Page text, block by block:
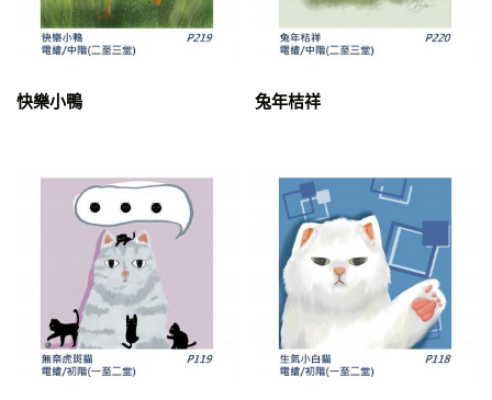
快樂小鴨 兔年桔祥
F曉結
G珮甄
H云慈
K珮妤
P沛璇
Q郁芹